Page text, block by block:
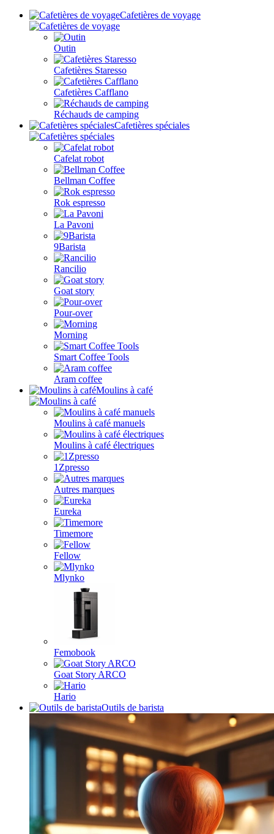
Cafetières de voyage
Outin
Cafetières Staresso
Cafetières Cafflano
Réchauds de camping
Cafetières spéciales
Cafelat robot
Bellman Coffee
Rok espresso
La Pavoni
9Barista
Rancilio
Goat story
Pour-over
Morning
Smart Coffee Tools
Aram coffee
Moulins à café
Moulins à café manuels
Moulins à café électriques
1Zpresso
Autres marques
Eureka
Timemore
Fellow
Mlynko
Femobook
Goat Story ARCO
Hario
Outils de barista